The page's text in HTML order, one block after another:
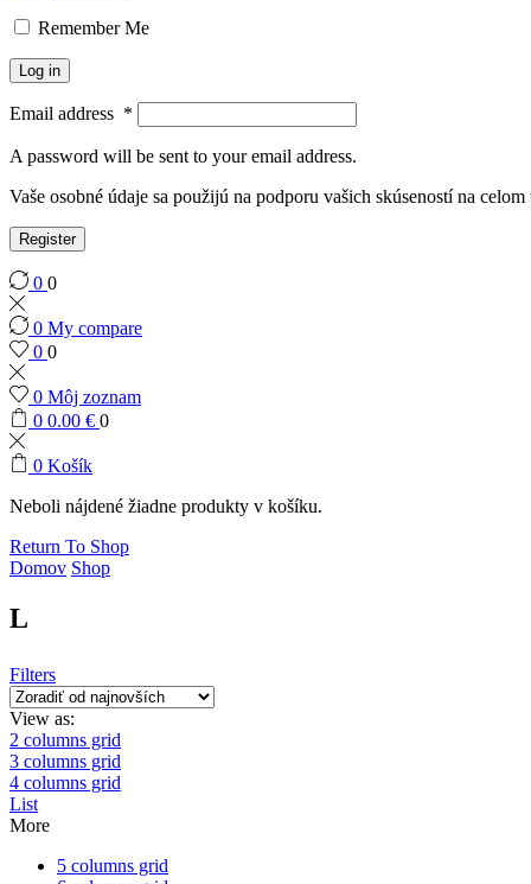
Remember Me
Log in
Email address *
A password will be sent to your email address.
Vaše osobné údaje sa použijú na podporu vašich skúseností na
Register
0 0
0 My compare
0 0
0 Môj zoznam
0 0.00 € 0
0 Košík
Neboli nájdené žiadne produkty v košíku.
Return To Shop
Domov Shop
L
Filters
View as:
2 columns grid
3 columns grid
4 columns grid
List
More
5 columns grid